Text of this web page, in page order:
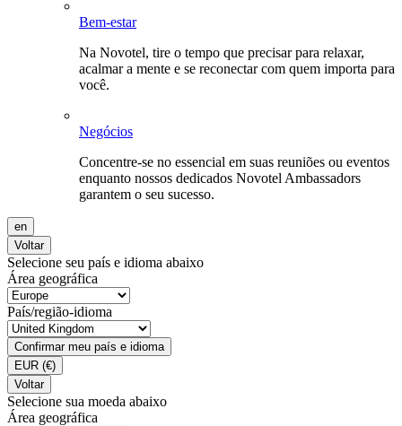
Bem-estar
Na Novotel, tire o tempo que precisar para relaxar,
acalmar a mente e se reconectar com quem importa para
você.
Negócios
Concentre-se no essencial em suas reuniões ou eventos
enquanto nossos dedicados Novotel Ambassadors
garantem o seu sucesso.
en
Voltar
Selecione seu país e idioma abaixo
Área geográfica
País/região-idioma
Confirmar meu país e idioma
EUR (€)
Voltar
Selecione sua moeda abaixo
Área geográfica